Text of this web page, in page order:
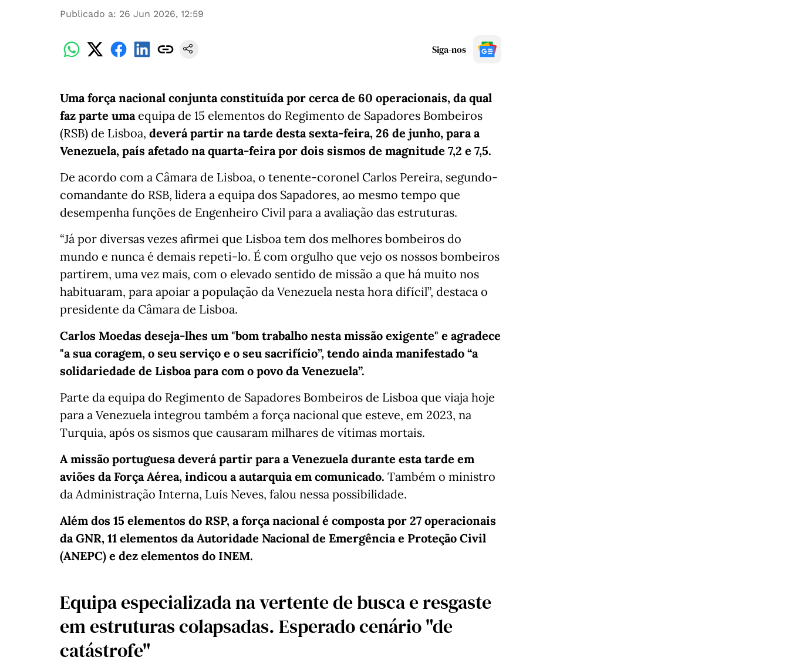
Publicado a: 26 Jun 2026, 12:59
Siga-nos
Uma força nacional conjunta constituída por cerca de 60 operacionais, da qual
faz parte umaequipa de 15 elementos do Regimento de Sapadores Bombeiros
(RSB) de Lisboa, deverá partir na tarde desta sexta-feira, 26 de junho, para a
Venezuela, país afetado na quarta-feira por dois sismos de magnitude 7,2 e 7,5.
De acordo com a Câmara de Lisboa, o tenente-coronel Carlos Pereira, segundo-
comandante do RSB, lidera a equipa dos Sapadores, ao mesmo tempo que
desempenha funções de Engenheiro Civil para a avaliação das estruturas.
“Já por diversas vezes afirmei que Lisboa tem dos melhores bombeiros do
mundo e nunca é demais repeti-lo. É com orgulho que vejo os nossos bombeiros
partirem, uma vez mais, com o elevado sentido de missão a que há muito nos
habituaram, para apoiar a população da Venezuela nesta hora difícil”, destaca o
presidente da Câmara de Lisboa.
Carlos Moedas deseja-lhes um "bom trabalho nesta missão exigente" e agradece
"a sua coragem, o seu serviço e o seu sacrifício”, tendo ainda manifestado “a
solidariedade de Lisboa para com o povo da Venezuela”.
Parte da equipa do Regimento de Sapadores Bombeiros de Lisboa que viaja hoje
para a Venezuela integrou também a força nacional que esteve, em 2023, na
Turquia, após os sismos que causaram milhares de vítimas mortais.
A missão portuguesa deverá partir para a Venezuela durante esta tarde em
aviões da Força Aérea, indicou a autarquia em comunicado. Também o ministro
da Administração Interna, Luís Neves, falou nessa possibilidade.
Além dos 15 elementos do RSP, a força nacional é composta por 27 operacionais
da GNR, 11 elementos da Autoridade Nacional de Emergência e Proteção Civil
(ANEPC) e dez elementos do INEM.
Equipa especializada na vertente de busca e resgaste
em estruturas colapsadas. Esperado cenário "de
catástrofe"